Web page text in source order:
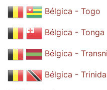
Bélgica - Togo
Bélgica - Tonga
Bélgica -
Bélgica -